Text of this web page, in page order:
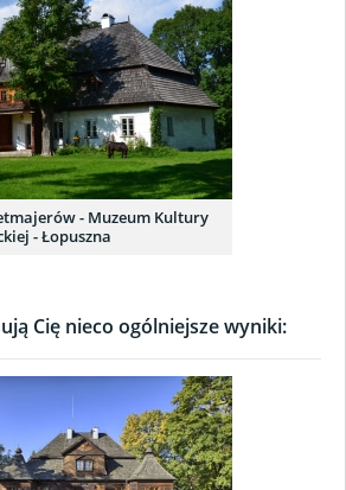
- Muzeum Kultury
- Łopuszna
Cię nieco ogólniejsze wyniki: